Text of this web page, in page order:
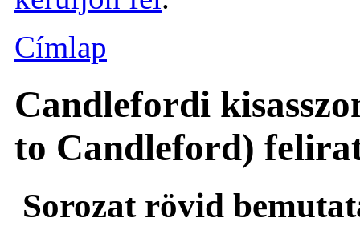
Címlap
Candlefordi
to Candleford)
Sorozat rövid